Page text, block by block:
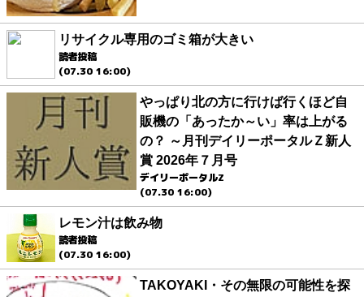
リサイクル専用のゴミ箱が大きい
読者投稿
(07.30 16:00)
やっぱり北の方に行けば行くほど自
販機の「あったか～い」率は上がる
の？ ～月刊デイリーポータルＺ新人
賞 2026年７月号
デイリーポータルZ
(07.30 16:00)
レモン汁は飲み物
読者投稿
(07.30 16:00)
TAKOYAKI・その無限の可能性を探